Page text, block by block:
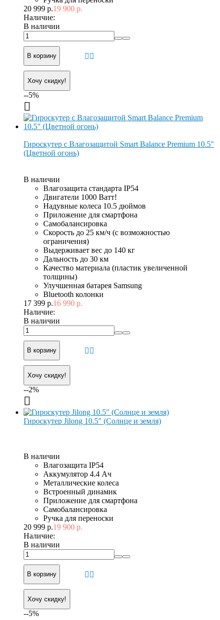
20 999 р.19 900 р.
Наличие:
В наличии
В корзину
Хочу скидку!
--5%
Гироскутер с Влагозащитой Smart Balance Premium 10.5"
(Цветной огонь)
В наличии
Влагозащита стандарта IP54
Двигатели 1000 Ватт!
Надувные колеса 10.5 дюймов
Приложение для смартфона
Самобалансировка
Скорость до 25 км/ч (с возможностью
ограничения)
Выдерживает вес до 140 кг
Дальность до 30 км
Качество материала (пластик увеличенной
толщины)
Улучшенная батарея Samsung
Bluetooth колонки
17 399 р.16 990 р.
Наличие:
В наличии
В корзину
Хочу скидку!
--2%
Гироскутер Jilong 10.5" (Солнце и земля)
В наличии
Влагозащита IP54
Аккумулятор 4.4 Ач
Металлические колеса
Встроенный динамик
Приложение для смартфона
Самобалансировка
Ручка для переноски
20 999 р.19 900 р.
Наличие:
В наличии
В корзину
Хочу скидку!
--5%